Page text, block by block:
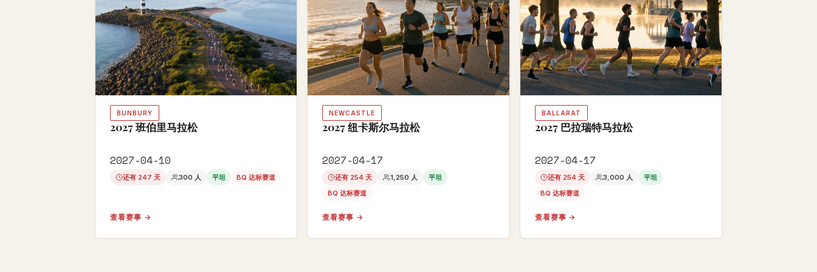
BUNBURY
2027 班伯里马拉松
2027-04-10
还有 247 天 300 人 平坦 BQ 达标赛道
查看赛事 →
NEWCASTLE
2027 纽卡斯尔马拉松
2027-04-17
还有 254 天 1,250 人
平坦
BQ 达标赛道
查看赛事 →
BALLARAT
2027 巴拉瑞特马拉松
2027-04-17
还有 254 天 3,000 人
平坦
BQ 达标赛道
查看赛事 →